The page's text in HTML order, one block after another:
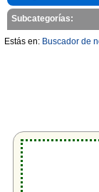
Subcategorías:
Estás en: Buscador de